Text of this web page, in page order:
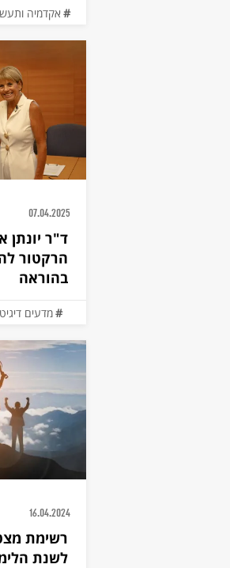
אקדמיה
07.04.2025
ד"ר יונתן
הרקטור
בהוראה
מדעים
16.04.2024
רשימת
לשנת